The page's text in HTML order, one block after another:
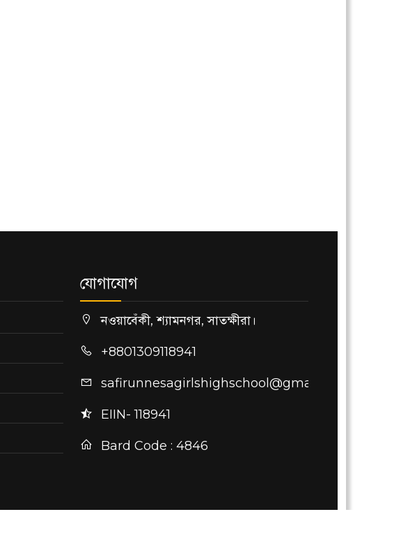
যোগাযোগ
নওয়াবেঁকী, শ্যামনগর, সাতক্ষীরা।
+8801309118941
safirunnesagirlshighschool@gmail.com
EIIN- 118941
Bard Code : 4846